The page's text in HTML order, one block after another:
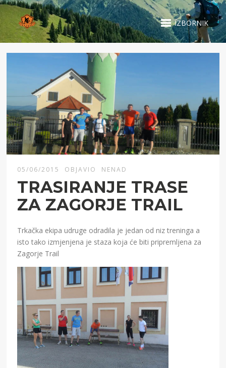
IZBORNIK
05/06/2015 OBJAVIO NENAD
TRASIRANJE TRASE
ZA ZAGORJE TRAIL
Trkačka ekipa udruge odradila je jedan od niz treninga a
isto tako izmjenjena je staza koja će biti pripremljena za
Zagorje Trail